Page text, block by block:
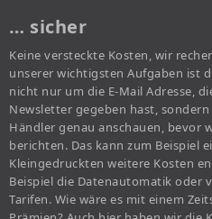
… sicher
Keine versteckte Kosten, wir
unserer wichtigsten Aufgaben ist
nicht nur um die E-Mail Adresse,
Newsletter gegeben hast,
Händler genau anschauen, bevor
berichten. Das kann zum Beispiel
Kleingedruckten weitere Kosten
Beispiel die Datenautomatik oder
Tarifen. Wie wäre es mit einem